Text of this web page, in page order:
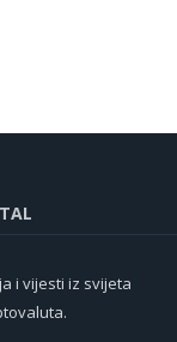
i vijesti iz svijeta